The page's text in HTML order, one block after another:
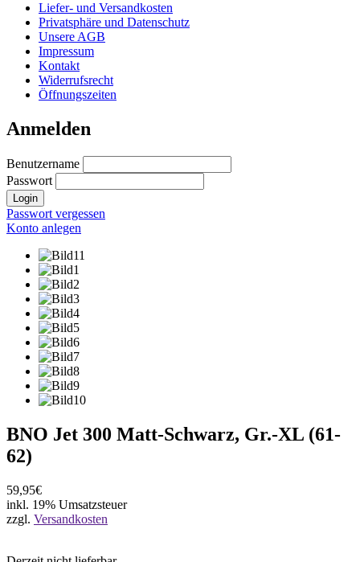
Liefer- und Versandkosten
Privatsphäre und Datenschutz
Unsere AGB
Impressum
Kontakt
Widerrufsrecht
Öffnungszeiten
Anmelden
Benutzername
Passwort
Login
Passwort vergessen
Konto anlegen
BNO Jet 300 Matt-Schwarz, Gr.-XL (61-
62)
59,95€
inkl. 19% Umsatzsteuer
zzgl. Versandkosten